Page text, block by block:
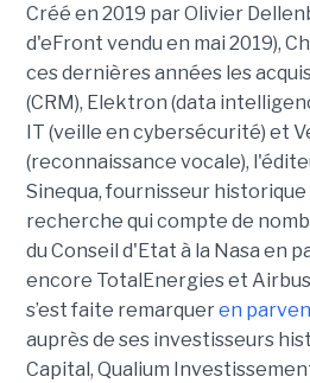
Créé en 2019 par Olivier
d'eFront vendu en mai 2019),
ces dernières années les
(CRM), Elektron (data
IT (veille en cybersécurité) et
(reconnaissance vocale),
Sinequa, fournisseur
recherche qui compte de
du Conseil d'Etat à la Nasa en
encore TotalEnergies et
s’est faite remarqueren
auprès de ses investisseurs
Capital, Qualium